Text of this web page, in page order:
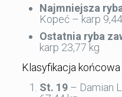
Najmniejsza
Kopeć – karp
Ostatnia ryba
karp 23,77 kg
Klasyfikacja końcowa
St. 19– Damian